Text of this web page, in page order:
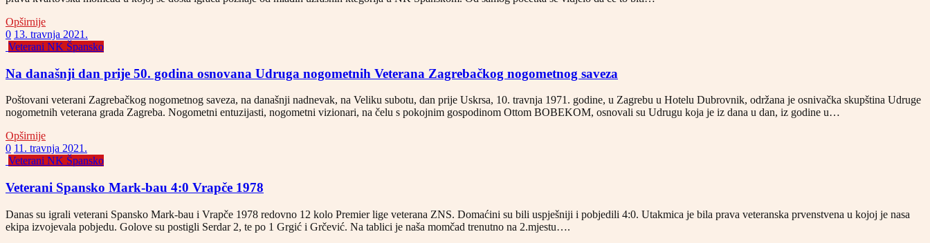
Opširnije
0 13. travnja 2021.
Veterani NK Špansko
Na današnji dan prije 50. godina osnovana Udruga nogometnih Veterana Zagrebačkog nogometnog saveza
Poštovani veterani Zagrebačkog nogometnog saveza, na današnji nadnevak, na Veliku subotu, dan prije Uskrsa, 10. travnja 1971. godine, u Zagrebu u Hotelu Dubrovnik, održana je osnivačka skupština Udruge
nogometnih veterana grada Zagreba. Nogometni entuzijasti, nogometni vizionari, na čelu s pokojnim gospodinom Ottom BOBEKOM, osnovali su Udrugu koja je iz dana u dan, iz godine u…
Opširnije
0 11. travnja 2021.
Veterani NK Špansko
Veterani Spansko Mark-bau 4:0 Vrapče 1978
Danas su igrali veterani Spansko Mark-bau i Vrapče 1978 redovno 12 kolo Premier lige veterana ZNS. Domaćini su bili uspješniji i pobjedili 4:0. Utakmica je bila prava veteranska prvenstvena u kojoj je nasa
ekipa izvojevala pobjedu. Golove su postigli Serdar 2, te po 1 Grgić i Grčević. Na tablici je naša momčad trenutno na 2.mjestu….